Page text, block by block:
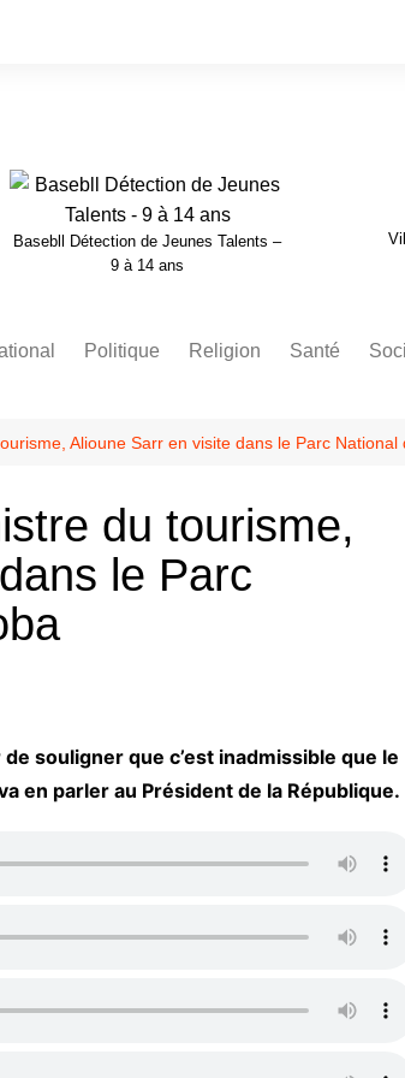
Basebll Détection de Jeunes Talents –
9 à 14 ans
Politique Religion Santé
Alioune Sarr en visite dans le Parc National
du tourisme,
le Parc
souligner que c’est inadmissible que le
en parler au Président de la République.